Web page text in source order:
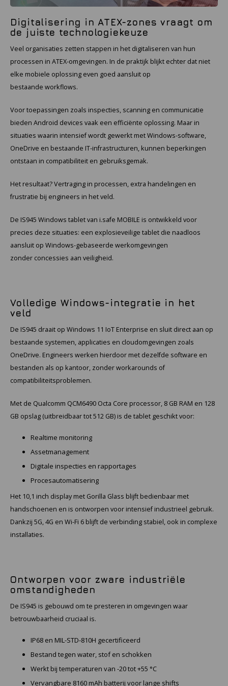
Cygnus
Dell
Getac
Honeywell
i.safe MOBILE
KSE-lights
Ledlenser
Nokia
Panasonic
Peli
Pelco
Pepperl + Fuchs
Samsung
Sonim
Sorama
UK Underwater Kinetics
Wolf
Accessoires & onderdelen
ATEX Werkverlichting
ATEX Fietsverlichting
Batterijen
Digitalisering in ATEX-zones vraagt om
de juiste technologiekeuze
Veel organisaties zetten stappen in het digitaliseren van hun
processen in ATEX-omgevingen. In de praktijk blijkt echter dat niet
elke mobiele oplossing even goed aansluit op
bestaande workflows.
Voor toepassingen zoals inspecties, scanning en communicatie
bieden Android devices vaak een efficiënte oplossing. Maar in
situaties waarin intensief wordt gewerkt met Windows-software,
OneDrive en bestaande IT-infrastructuren, kunnen beperkingen
ontstaan in compatibiliteit en gebruiksgemak.
Het resultaat? Vertraging in processen, extra handelingen en
frustratie bij engineers in het veld.
De IS945 Windows tablet van i.safe MOBILE is ontwikkeld voor
precies deze situaties: een explosieveilige tablet die naadloos
aansluit op Windows-gebaseerde werkomgevingen
zonder concessies aan veiligheid.
Volledige Windows-integratie in het
veld
De IS945 draait op Windows 11 IoT Enterprise en sluit direct aan op
bestaande systemen, applicaties en cloudomgevingen zoals
OneDrive. Engineers werken hierdoor met dezelfde software en
bestanden als op kantoor, zonder workarounds of
compatibiliteitsproblemen.
Met de Qualcomm QCM6490 Octa Core processor, 8 GB RAM en 128
GB opslag (uitbreidbaar tot 512 GB) is de tablet geschikt voor:
Realtime monitoring
Assetmanagement
Digitale inspecties en rapportages
Procesautomatisering
Het 10,1 inch display met Gorilla Glass blijft bedienbaar met
handschoenen en is ontworpen voor intensief industrieel gebruik.
Dankzij 5G, 4G en Wi-Fi 6 blijft de verbinding stabiel, ook in complexe
installaties.
Ontworpen voor zware industriële
omstandigheden
De IS945 is gebouwd om te presteren in omgevingen waar
betrouwbaarheid cruciaal is.
IP68 en MIL-STD-810H gecertificeerd
Bestand tegen water, stof en schokken
Werkt bij temperaturen van -20 tot +55 °C
Vervangbare 8160 mAh batterij voor lange shifts